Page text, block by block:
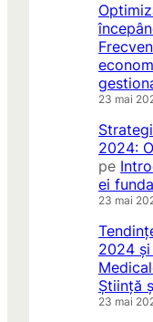
23 mai
2024:
pe
ei
23 mai
2024 și
Știință
23 mai